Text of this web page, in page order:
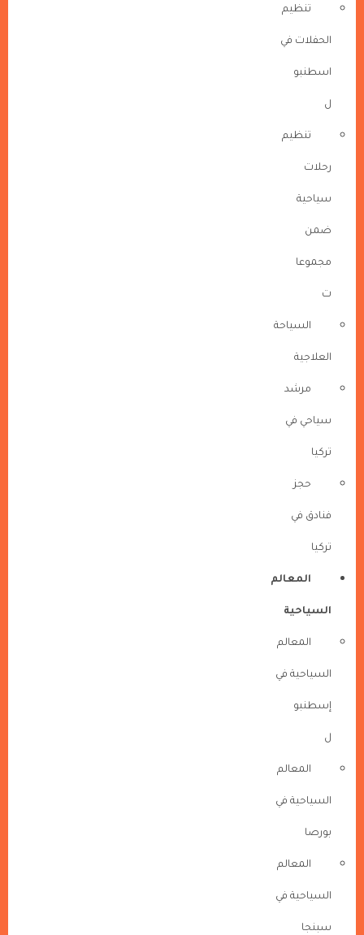
تنظيم
الحفلات في
اسطنبو
ل
تنظيم
رحلات
سياحية
ضمن
مجموعا
ت
السياحة
العلاجية
مرشد
سياحي في
تركيا
حجز
فنادق في
تركيا
المعالم
السياحية
المعالم
السياحية في
إسطنبو
ل
المعالم
السياحية في
بورصا
المعالم
السياحية في
سبنجا